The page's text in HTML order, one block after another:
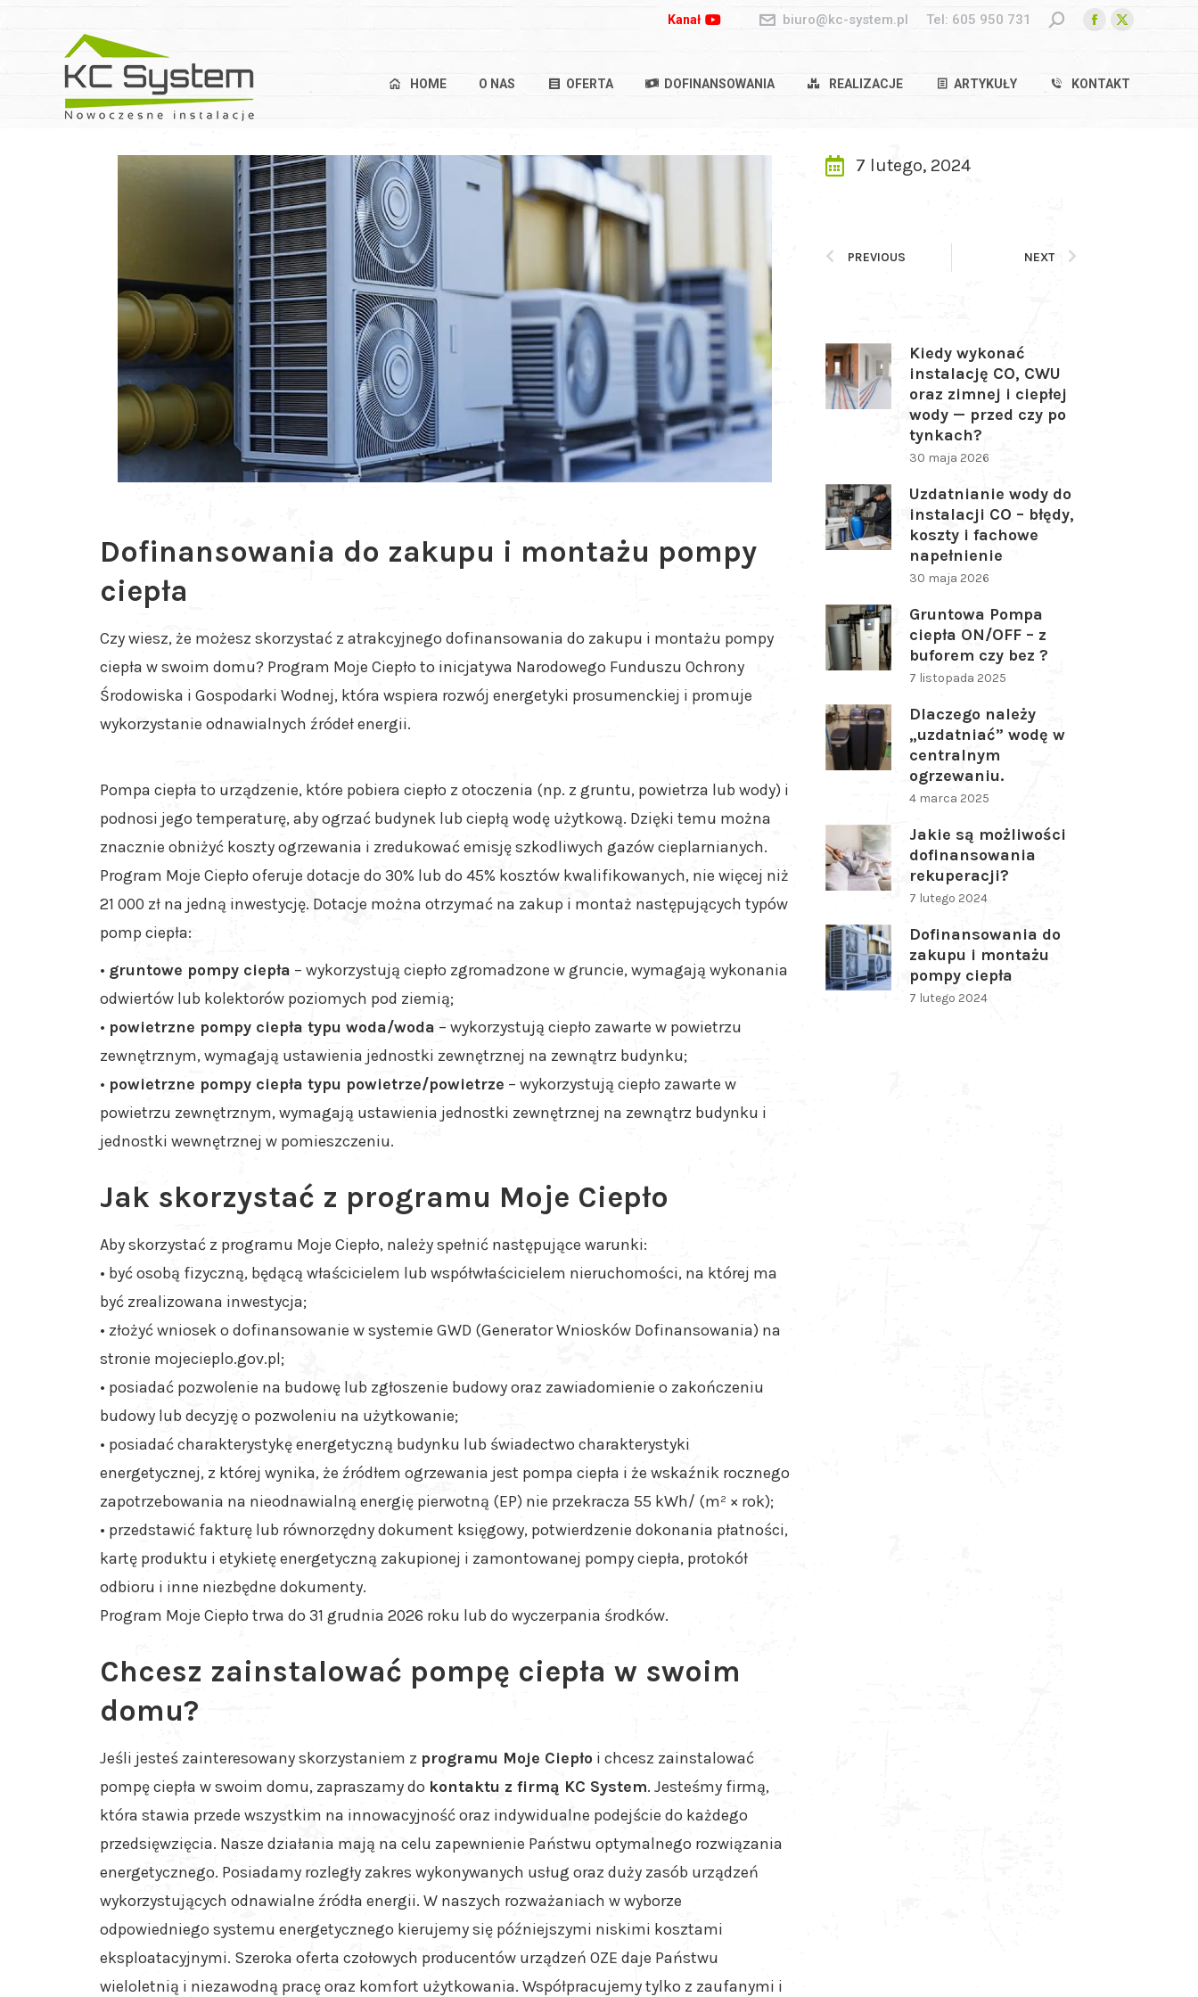
Kanał biuro@kc-system.pl Tel: 605 950 731
HOME O NAS OFERTA DOFINANSOWANIA REALIZACJE ARTYKUŁY KONTAKT
Dofinansowania do zakupu i montażu pompy
ciepła
Czy wiesz, że możesz skorzystać z atrakcyjnego dofinansowania do zakupu i montażu pompy
ciepła w swoim domu? Program Moje Ciepło to inicjatywa Narodowego Funduszu Ochrony
Środowiska i Gospodarki Wodnej, która wspiera rozwój energetyki prosumenckiej i promuje
wykorzystanie odnawialnych źródeł energii.
Pompa ciepła to urządzenie, które pobiera ciepło z otoczenia (np. z gruntu, powietrza lub wody) i
podnosi jego temperaturę, aby ogrzać budynek lub ciepłą wodę użytkową. Dzięki temu można
znacznie obniżyć koszty ogrzewania i zredukować emisję szkodliwych gazów cieplarnianych.
Program Moje Ciepło oferuje dotacje do 30% lub do 45% kosztów kwalifikowanych, nie więcej niż
21 000 zł na jedną inwestycję. Dotacje można otrzymać na zakup i montaż następujących typów
pomp ciepła:
• gruntowe pompy ciepła – wykorzystują ciepło zgromadzone w gruncie, wymagają wykonania
odwiertów lub kolektorów poziomych pod ziemią;
• powietrzne pompy ciepła typu woda/woda – wykorzystują ciepło zawarte w powietrzu
zewnętrznym, wymagają ustawienia jednostki zewnętrznej na zewnątrz budynku;
• powietrzne pompy ciepła typu powietrze/powietrze – wykorzystują ciepło zawarte w
powietrzu zewnętrznym, wymagają ustawienia jednostki zewnętrznej na zewnątrz budynku i
jednostki wewnętrznej w pomieszczeniu.
Jak skorzystać z programu Moje Ciepło
Aby skorzystać z programu Moje Ciepło, należy spełnić następujące warunki:
• być osobą fizyczną, będącą właścicielem lub współwłaścicielem nieruchomości, na której ma
być zrealizowana inwestycja;
• złożyć wniosek o dofinansowanie w systemie GWD (Generator Wniosków Dofinansowania) na
stronie mojecieplo.gov.pl;
• posiadać pozwolenie na budowę lub zgłoszenie budowy oraz zawiadomienie o zakończeniu
budowy lub decyzję o pozwoleniu na użytkowanie;
• posiadać charakterystykę energetyczną budynku lub świadectwo charakterystyki
energetycznej, z której wynika, że źródłem ogrzewania jest pompa ciepła i że wskaźnik rocznego
zapotrzebowania na nieodnawialną energię pierwotną (EP) nie przekracza 55 kWh/ (m² × rok);
• przedstawić fakturę lub równorzędny dokument księgowy, potwierdzenie dokonania płatności,
kartę produktu i etykietę energetyczną zakupionej i zamontowanej pompy ciepła, protokół
odbioru i inne niezbędne dokumenty.
Program Moje Ciepło trwa do 31 grudnia 2026 roku lub do wyczerpania środków.
Chcesz zainstalować pompę ciepła w swoim
domu?
Jeśli jesteś zainteresowany skorzystaniem z programu Moje Ciepło i chcesz zainstalować
pompę ciepła w swoim domu, zapraszamy do kontaktu z firmą KC System. Jesteśmy firmą,
która stawia przede wszystkim na innowacyjność oraz indywidualne podejście do każdego
przedsięwzięcia. Nasze działania mają na celu zapewnienie Państwu optymalnego rozwiązania
energetycznego. Posiadamy rozległy zakres wykonywanych usług oraz duży zasób urządzeń
wykorzystujących odnawialne źródła energii. W naszych rozważaniach w wyborze
odpowiedniego systemu energetycznego kierujemy się późniejszymi niskimi kosztami
eksploatacyjnymi. Szeroka oferta czołowych producentów urządzeń OZE daje Państwu
wieloletnią i niezawodną pracę oraz komfort użytkowania. Współpracujemy tylko z zaufanymi i
7 lutego, 2024
PREVIOUS NEXT
Kiedy wykonać
instalację CO, CWU
oraz zimnej i ciepłej
wody — przed czy po
tynkach?
30 maja 2026
Uzdatnianie wody do
instalacji CO – błędy,
koszty i fachowe
napełnienie
30 maja 2026
Gruntowa Pompa
ciepła ON/OFF – z
buforem czy bez ?
7 listopada 2025
Dlaczego należy
„uzdatniać” wodę w
centralnym
ogrzewaniu.
4 marca 2025
Jakie są możliwości
dofinansowania
rekuperacji?
7 lutego 2024
Dofinansowania do
zakupu i montażu
pompy ciepła
7 lutego 2024